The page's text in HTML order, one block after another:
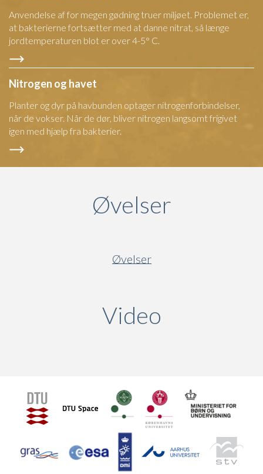
Anvendelse af for megen gødning truer miljøet. Problemet er,
at bakterierne fortsætter med at danne nitrat, så længe
jordtemperaturen blot er over 4-5° C.
Nitrogen og havet
Planter og dyr på havbunden optager nitrogenforbindelser,
når de vokser. Når de dør, bliver nitrogen langsomt frigivet
igen med hjælp fra bakterier.
Øvelser
Øvelser
Video